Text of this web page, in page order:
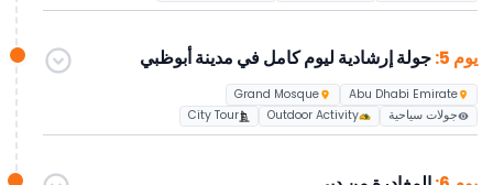
يوم 5: جولة إرشادية ليوم كامل في مدينة أبوظبي
Abu Dhabi Emirate
Grand Mosque
جولات سياحية
Outdoor Activity
City Tour